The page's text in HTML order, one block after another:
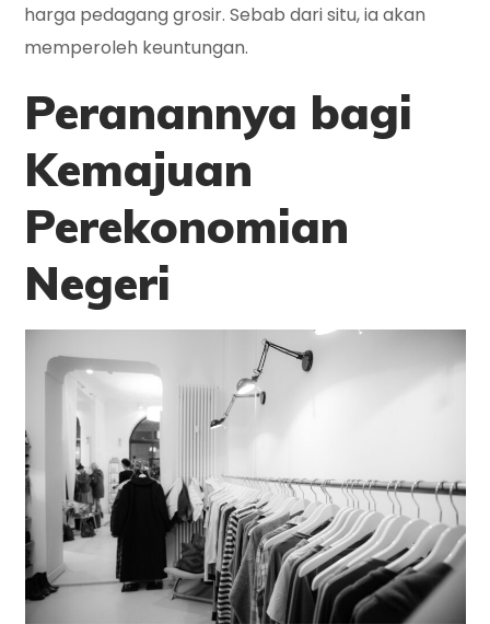
harga pedagang grosir. Sebab dari situ, ia akan
memperoleh keuntungan.
Peranannya bagi
Kemajuan
Perekonomian
Negeri